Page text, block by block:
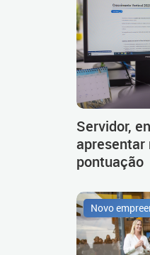
Servidor,
apresentar
pontuação
Novo